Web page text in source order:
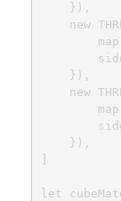
    }),
new
    }),
new
    }),
]
let